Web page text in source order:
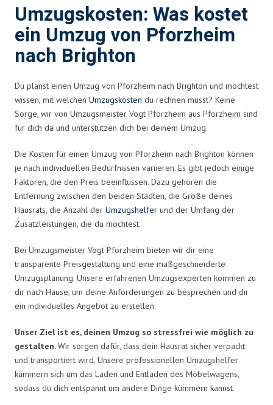
Umzugskosten: Was kostet
ein Umzug von Pforzheim
nach Brighton
Du planst einen Umzug von Pforzheim nach Brighton und möchtest
wissen, mit welchen Umzugskosten du rechnen musst? Keine
Sorge, wir von Umzugsmeister Vogt Pforzheim aus Pforzheim sind
für dich da und unterstützen dich bei deinem Umzug.
Die Kosten für einen Umzug von Pforzheim nach Brighton können
je nach individuellen Bedürfnissen variieren. Es gibt jedoch einige
Faktoren, die den Preis beeinflussen. Dazu gehören die
Entfernung zwischen den beiden Städten, die Größe deines
Hausrats, die Anzahl der Umzugshelfer und der Umfang der
Zusatzleistungen, die du möchtest.
Bei Umzugsmeister Vogt Pforzheim bieten wir dir eine
transparente Preisgestaltung und eine maßgeschneiderte
Umzugsplanung. Unsere erfahrenen Umzugsexperten kommen zu
dir nach Hause, um deine Anforderungen zu besprechen und dir
ein individuelles Angebot zu erstellen.
Unser Ziel ist es, deinen Umzug so stressfrei wie möglich zu
gestalten.Wir sorgen dafür, dass dein Hausrat sicher verpackt
und transportiert wird. Unsere professionellen Umzugshelfer
kümmern sich um das Laden und Entladen des Möbelwagens,
sodass du dich entspannt um andere Dinge kümmern kannst.